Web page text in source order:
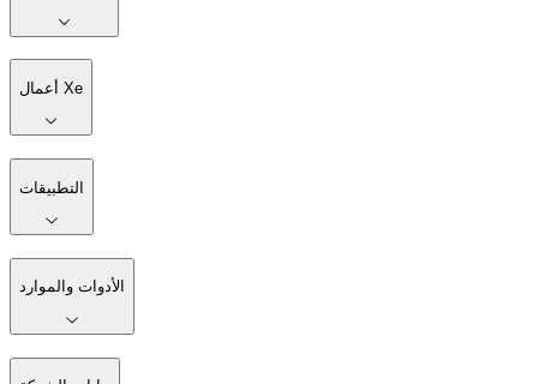
أعمال Xe
التطبيقات
الأدوات والموارد